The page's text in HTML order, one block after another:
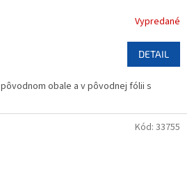
Vypredané
DETAIL
obale a v pôvodnej fólii s
Kód: 33755